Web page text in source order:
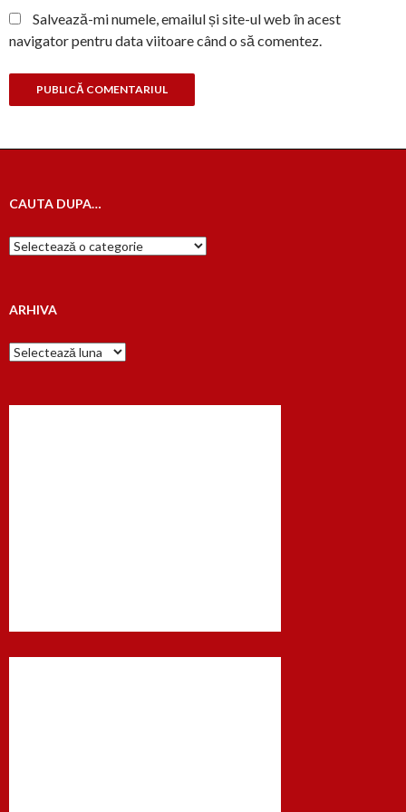
Salvează-mi numele, emailul și site-ul web în acest
navigator pentru data viitoare când o să comentez.
CAUTA DUPA…
Cauta
dupa…
ARHIVA
Arhiva